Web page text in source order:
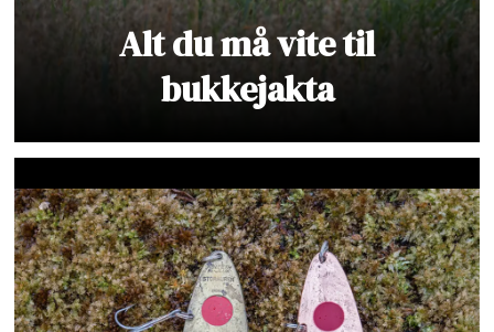
Alt du må vite til
bukkejakta